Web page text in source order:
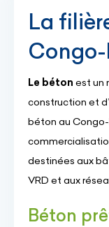
La
Le béton est un
construction et
béton au
destinées aux
VRD et aux
Béton